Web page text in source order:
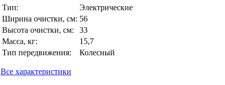
Тип:
Электрические
Ширина очистки, см: 56
Высота очистки, см:
33
Масса, кг:
15,7
Тип передвижения:
Колесный
Все характеристики